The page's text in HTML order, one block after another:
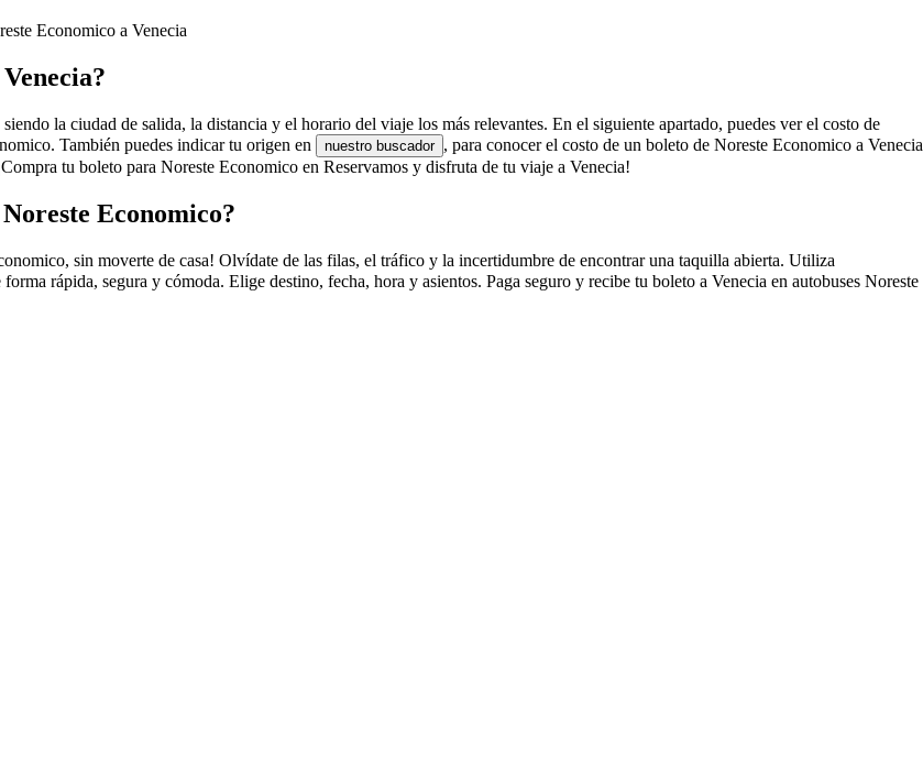
Economico a Venecia
la ciudad de salida, la distancia y el horario del viaje los más relevantes. En el siguiente apartado, puedes ver el costo de
También puedes indicar tu origen en
nuestro buscador , para conocer el costo de un boleto de Noreste Economico a Venecia
tu boleto para Noreste Economico en Reservamos y disfruta de tu viaje a Venecia!
Economico?
sin moverte de casa! Olvídate de las filas, el tráfico y la incertidumbre de encontrar una taquilla abierta. Utiliza
rápida, segura y cómoda. Elige destino, fecha, hora y asientos. Paga seguro y recibe tu boleto a Venecia en autobuses Noreste